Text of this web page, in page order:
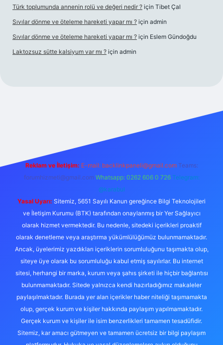
Türk toplumunda annenin rolü ve değeri nedir ? için Tibet Çal
Sıvılar dönme ve öteleme hareketi yapar mı ? için admin
Sıvılar dönme ve öteleme hareketi yapar mı ? için Eslem Gündoğdu
Laktozsuz sütte kalsiyum var mı ? için admin
Reklam ve İletişim: E-mail: backlinkpaneli@gmail.com Teams:
forumhizmeti@gmail.com Whatsapp: 0262 606 0 726 Telegram:
@karabul
Yasal Uyarı: Sitemiz, 5651 Sayılı Kanun gereğince Bilgi Teknolojileri
ve İletişim Kurumu (BTK) tarafından onaylanmış bir Yer Sağlayıcı
olarak hizmet vermektedir. Bu nedenle, sitedeki içerikleri proaktif
olarak denetleme veya araştırma yükümlülüğümüz bulunmamaktadır.
Ancak, üyelerimiz yazdıkları içeriklerin sorumluluğunu taşımakta olup,
siteye üye olarak bu sorumluluğu kabul etmiş sayılırlar. Bu internet
sitesi, herhangi bir marka, kurum veya şahıs şirketi ile hiçbir bağlantısı
bulunmamaktadır. Sitede yalnızca kendi hazırladığımız makaleler
paylaşılmaktadır. Burada yer alan içerikler haber niteliği taşımamakta
olup, gerçek kurum ve kişiler hakkında paylaşım yapılmamaktadır.
Gerçek kurum ve kişiler ile isim benzerlikleri tamamen tesadüfidir.
Sitemiz, kar amacı gütmeyen ve tamamen ücretsiz bir bilgi paylaşım